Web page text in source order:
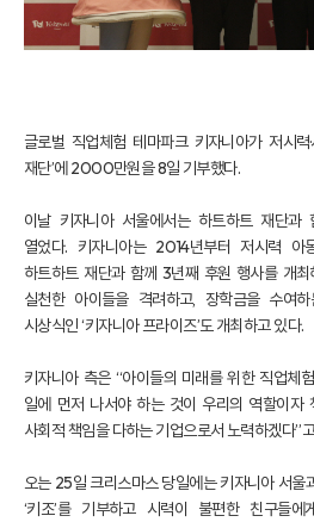
글로벌 직업체험 테마파크 키자니아가 저시력
재단’에 2000만원을 8일 기부했다.
이날 키자니아 서울에서는 하트하트 재단과
열었다. 키자니아는 2014년부터 저시력 아
하트하트 재단과 함께 3년째 후원 행사를 개
실천한 아이들을 격려하고, 장학금을 수여
시상식인 ‘키자니아 프라이즈’도 개최하고 있다.
키자니아 측은 “아이들의 미래를 위한 직업체
일에 먼저 나서야 하는 것이 우리의 역할이자
사회적 책임을 다하는 기업으로서 노력하겠다”
오는 25일 크리스마스 당일에는 키자니아 서울
‘키조’를 기부하고 시력이 불편한 친구들